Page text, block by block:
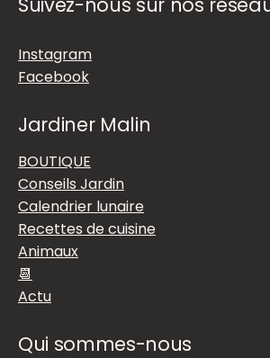
Instagram
Facebook
Jardiner Malin
BOUTIQUE
Conseils Jardin
Calendrier lunaire
Recettes de cuisine
Animaux
📆
Actu
Qui sommes-nous